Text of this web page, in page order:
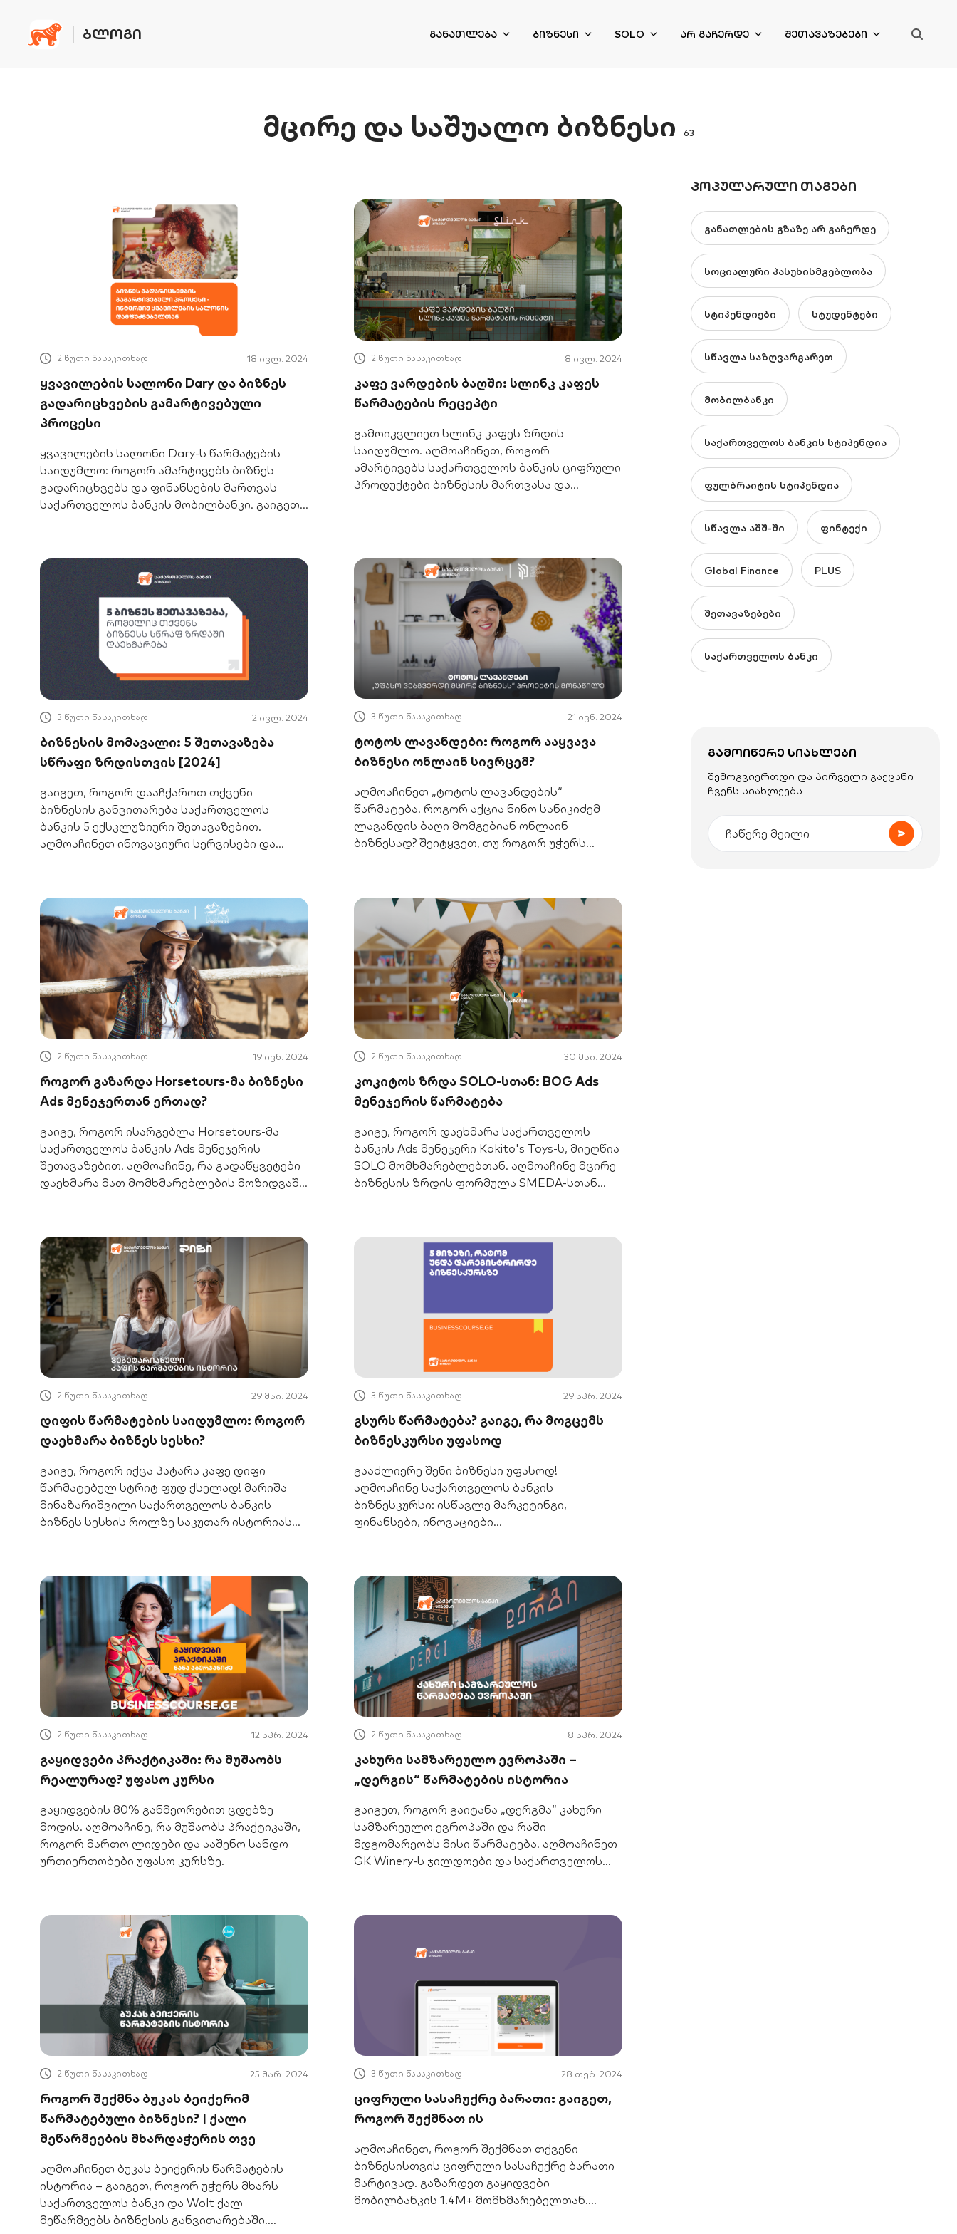
ᲑᲚᲝᲒᲘ ᲒᲐᲜᲐᲗᲚᲔᲑᲐ ᲑᲘᲖᲜᲔᲡᲘ SOLO ᲐᲠ ᲒᲐᲩᲔᲠᲓᲔ ᲨᲔᲗᲐᲕᲐᲖᲔᲑᲔᲑᲘ
მცირე და საშუალო ბიზნესი 63
2 წუთი წასაკითხად 18 ივლ. 2024
ყვავილების სალონი Dary და ბიზნეს
გადარიცხვების გამარტივებული
პროცესი
ყვავილების სალონი Dary-ს წარმატების
საიდუმლო: როგორ ამარტივებს ბიზნეს
გადარიცხვებს და ფინანსების მართვას
საქართველოს ბანკის მობილბანკი. გაიგეთ
2 წუთი წასაკითხად 8 ივლ. 2024
კაფე ვარდების ბაღში: სლინკ კაფეს
წარმატების რეცეპტი
გამოიკვლიეთ სლინკ კაფეს ზრდის
საიდუმლო. აღმოაჩინეთ, როგორ
ამარტივებს საქართველოს ბანკის ციფრული
პროდუქტები ბიზნესის მართვასა და
3 წუთი წასაკითხად 2 ივლ. 2024
ბიზნესის მომავალი: 5 შეთავაზება
სწრაფი ზრდისთვის [2024]
გაიგეთ, როგორ დააჩქაროთ თქვენი
ბიზნესის განვითარება საქართველოს
ბანკის 5 ექსკლუზიური შეთავაზებით.
აღმოაჩინეთ ინოვაციური სერვისები და
3 წუთი წასაკითხად 21 ივნ. 2024
ტოტოს ლავანდები: როგორ ააყვავა
ბიზნესი ონლაინ სივრცემ?
აღმოაჩინეთ „ტოტოს ლავანდების“
წარმატება! როგორ აქცია ნინო სანიკიძემ
ლავანდის ბაღი მომგებიან ონლაინ
ბიზნესად? შეიტყვეთ, თუ როგორ უჭერს
2 წუთი წასაკითხად 19 ივნ. 2024
როგორ გაზარდა Horsetours-მა ბიზნესი
Ads მენეჯერთან ერთად?
გაიგე, როგორ ისარგებლა Horsetours-მა
საქართველოს ბანკის Ads მენეჯერის
შეთავაზებით. აღმოაჩინე, რა გადაწყვეტები
დაეხმარა მათ მომხმარებლების მოზიდვაში
2 წუთი წასაკითხად 30 მაი. 2024
კოკიტოს ზრდა SOLO-სთან: BOG Ads
მენეჯერის წარმატება
გაიგე, როგორ დაეხმარა საქართველოს
ბანკის Ads მენეჯერი Kokito's Toys-ს, მიეღწია
SOLO მომხმარებლებთან. აღმოაჩინე მცირე
ბიზნესის ზრდის ფორმულა SMEDA-სთან
2 წუთი წასაკითხად 29 მაი. 2024
დიფის წარმატების საიდუმლო: როგორ
დაეხმარა ბიზნეს სესხი?
გაიგე, როგორ იქცა პატარა კაფე დიფი
წარმატებულ სტრიტ ფუდ ქსელად! მარიშა
მინაზარიშვილი საქართველოს ბანკის
ბიზნეს სესხის როლზე საკუთარ ისტორიას
3 წუთი წასაკითხად 29 აპრ. 2024
გსურს წარმატება? გაიგე, რა მოგცემს
ბიზნესკურსი უფასოდ
გააძლიერე შენი ბიზნესი უფასოდ!
აღმოაჩინე საქართველოს ბანკის
ბიზნესკურსი: ისწავლე მარკეტინგი,
ფინანსები, ინოვაციები
2 წუთი წასაკითხად 12 აპრ. 2024
გაყიდვები პრაქტიკაში: რა მუშაობს
რეალურად? უფასო კურსი
გაყიდვების 80% განმეორებით ცდებზე
მოდის. აღმოაჩინე, რა მუშაობს პრაქტიკაში,
როგორ მართო ლიდები და ააშენო სანდო
ურთიერთობები უფასო კურსზე.
2 წუთი წასაკითხად 8 აპრ. 2024
კახური სამზარეულო ევროპაში –
„დერგის“ წარმატების ისტორია
გაიგეთ, როგორ გაიტანა „დერგმა“ კახური
სამზარეულო ევროპაში და რაში
მდგომარეობს მისი წარმატება. აღმოაჩინეთ
GK Winery-ს ჯილდოები და საქართველოს
2 წუთი წასაკითხად 25 მარ. 2024
როგორ შექმნა ბუკას ბეიქერიმ
წარმატებული ბიზნესი? | ქალი
მეწარმეების მხარდაჭერის თვე
აღმოაჩინეთ ბუკას ბეიქერის წარმატების
ისტორია – გაიგეთ, როგორ უჭერს მხარს
საქართველოს ბანკი და Wolt ქალ
მეწარმეებს ბიზნესის განვითარებაში.
3 წუთი წასაკითხად 28 თებ. 2024
ციფრული სასაჩუქრე ბარათი: გაიგეთ,
როგორ შექმნათ ის
აღმოაჩინეთ, როგორ შექმნათ თქვენი
ბიზნესისთვის ციფრული სასაჩუქრე ბარათი
მარტივად. გაზარდეთ გაყიდვები
მობილბანკის 1.4M+ მომხმარებელთან.
ᲞᲝᲞᲣᲚᲐᲠᲣᲚᲘ ᲗᲐᲒᲔᲑᲘ
განათლების გზაზე არ გაჩერდე
სოციალური პასუხისმგებლობა
სტიპენდიები სტუდენტები
სწავლა საზღვარგარეთ
მობილბანკი
საქართველოს ბანკის სტიპენდია
ფულბრაიტის სტიპენდია
სწავლა აშშ-ში ფინტექი
Global Finance PLUS
შეთავაზებები
საქართველოს ბანკი
ᲒᲐᲛᲝᲘᲬᲔᲠᲔ ᲡᲘᲐᲮᲚᲔᲑᲘ
შემოგვიერთდი და პირველი გაეცანი
ჩვენს სიახლეებს